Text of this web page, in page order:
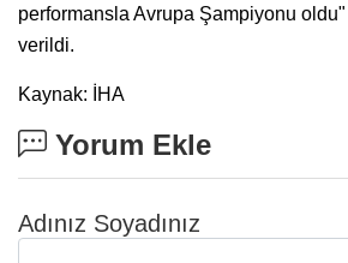
performansla Avrupa Şampiyonu
verildi.
Kaynak: İHA
Yorum Ekle
Adınız Soyadınız